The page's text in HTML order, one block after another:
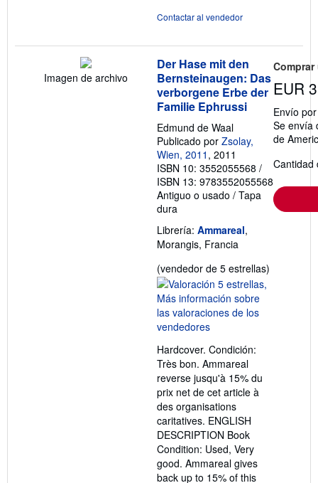
Contactar al vendedor
Imagen de archivo
Der Hase mit den
Bernsteinaugen: Das
verborgene Erbe der
Familie Ephrussi
Edmund de Waal
Publicado por Zsolay,
Wien, 2011 , 2011
ISBN 10: 3552055568 /
ISBN 13: 9783552055568
Antiguo o usado / Tapa
dura
Librería: Ammareal,
Morangis, Francia
(vendedor de 5 estrellas)
Hardcover. Condición:
Très bon. Ammareal
reverse jusqu'à 15% du
prix net de cet article à
des organisations
caritatives. ENGLISH
DESCRIPTION Book
Condition: Used, Very
good. Ammareal gives
back up to 15% of this
EUR
Envío
Se envía
de
Cantidad